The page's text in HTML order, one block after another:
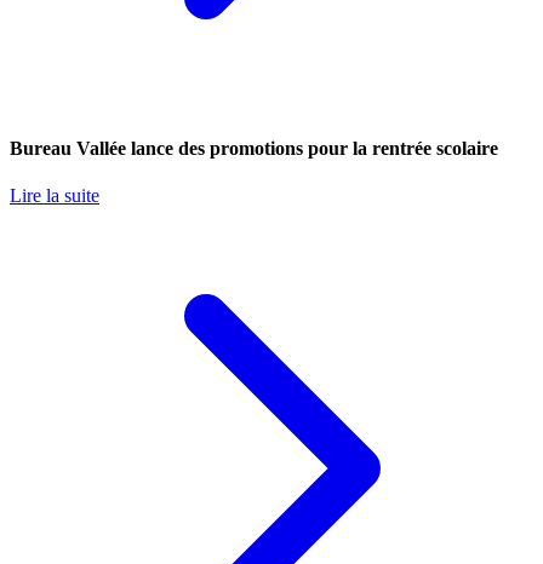
Bureau Vallée lance des promotions pour la rentrée scolaire
Lire la suite